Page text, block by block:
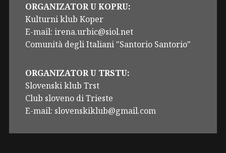
ORGANIZATOR U KOPRU:
Kulturni klub Koper
E-mail: irena.urbic@siol.net
Comunità degli Italiani "Santorio Santorio"
ORGANIZATOR U TRSTU:
Slovenski klub Trst
Club sloveno di Trieste
E-mail: slovenskiklub@gmail.com